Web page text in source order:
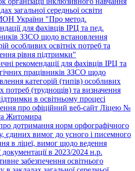
загальної середньої освіти
України "Про метод.
для фахівців ІРЦ та пед.
ЗЗСО щодо встановлення
особливих освітніх потреб та
рівня підтримки"
рекомендації для фахівців ІРЦ та
працівників ЗЗСО щодо
категорій (типів) особливих
потреб (труднощів) та визначення
в освітньому процесі
про офіційний веб-сайт Ліцею №
Житомира
дотримання норм орфографічного
єдиних вимог до усного і писемного
в ліцеї, вимог щодо ведення
документації в 2023/2024 н.р.
забезпечення освітнього